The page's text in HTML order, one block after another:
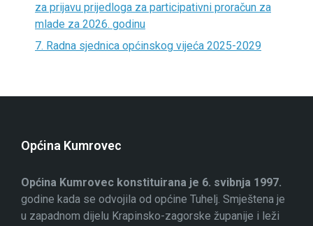
za prijavu prijedloga za participativni proračun za
mlade za 2026. godinu
7. Radna sjednica općinskog vijeća 2025-2029
Općina Kumrovec
Općina Kumrovec konstituirana je 6. svibnja 1997.
godine kada se odvojila od općine Tuhelj. Smještena je
u zapadnom dijelu Krapinsko-zagorske županije i leži